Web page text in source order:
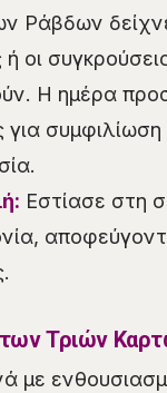
Ράβδων
ή οι
Η ημέρα
για συμφιλίωση
Εστίασε στη
Τριών
με